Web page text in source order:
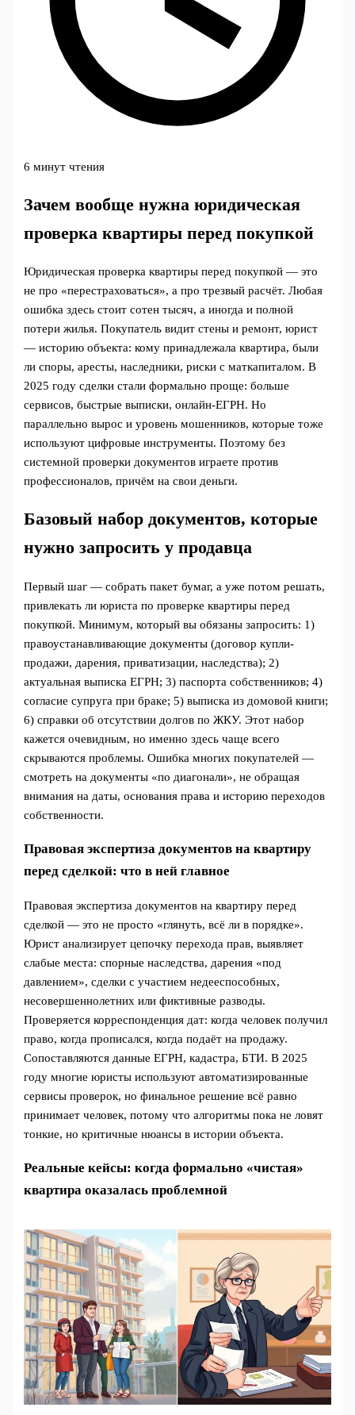
6 минут чтения
Зачем вообще нужна юридическая
проверка квартиры перед покупкой
Юридическая проверка квартиры перед покупкой — это
не про «перестраховаться», а про трезвый расчёт. Любая
ошибка здесь стоит сотен тысяч, а иногда и полной
потери жилья. Покупатель видит стены и ремонт, юрист
— историю объекта: кому принадлежала квартира, были
ли споры, аресты, наследники, риски с маткапиталом. В
2025 году сделки стали формально проще: больше
сервисов, быстрые выписки, онлайн-ЕГРН. Но
параллельно вырос и уровень мошенников, которые тоже
используют цифровые инструменты. Поэтому без
системной проверки документов играете против
профессионалов, причём на свои деньги.
Базовый набор документов, которые
нужно запросить у продавца
Первый шаг — собрать пакет бумаг, а уже потом решать,
привлекать ли юриста по проверке квартиры перед
покупкой. Минимум, который вы обязаны запросить: 1)
правоустанавливающие документы (договор купли-
продажи, дарения, приватизации, наследства); 2)
актуальная выписка ЕГРН; 3) паспорта собственников; 4)
согласие супруга при браке; 5) выписка из домовой книги;
6) справки об отсутствии долгов по ЖКУ. Этот набор
кажется очевидным, но именно здесь чаще всего
скрываются проблемы. Ошибка многих покупателей —
смотреть на документы «по диагонали», не обращая
внимания на даты, основания права и историю переходов
собственности.
Правовая экспертиза документов на квартиру
перед сделкой: что в ней главное
Правовая экспертиза документов на квартиру перед
сделкой — это не просто «глянуть, всё ли в порядке».
Юрист анализирует цепочку перехода прав, выявляет
слабые места: спорные наследства, дарения «под
давлением», сделки с участием недееспособных,
несовершеннолетних или фиктивные разводы.
Проверяется корреспонденция дат: когда человек получил
право, когда прописался, когда подаёт на продажу.
Сопоставляются данные ЕГРН, кадастра, БТИ. В 2025
году многие юристы используют автоматизированные
сервисы проверок, но финальное решение всё равно
принимает человек, потому что алгоритмы пока не ловят
тонкие, но критичные нюансы в истории объекта.
Реальные кейсы: когда формально «чистая»
квартира оказалась проблемной